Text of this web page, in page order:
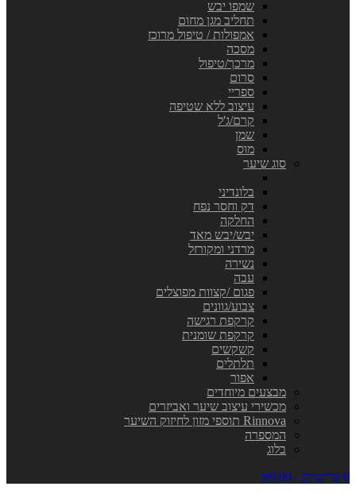
שמפו יבש
תחליב מגן מחום
אמפולות / טיפול מרוכז
מסכה
מרכך/טיפול
סרום
ספריי
עיצוב ללא שטיפה
קרם/ג'ל
שמן
מוס
סוג שיער
בלונדיני
דק וחסר נפח
החלקה
יבש/יבש מאד
מרדני ומקורזל
נשירה
עבה
פגום /קצוות מפוצלים
צבוע/גוונים
קרקפת רגישה
קרקפת שומנית
קשקשים
תלתלים
אפור
מבצעים מיוחדים
מכשירי עיצוב שיער ואביזרים
Rinnova תוספי מזון לחיזוק השיער
המספרה
בלוג
0 פריט\ים - ₪0.00